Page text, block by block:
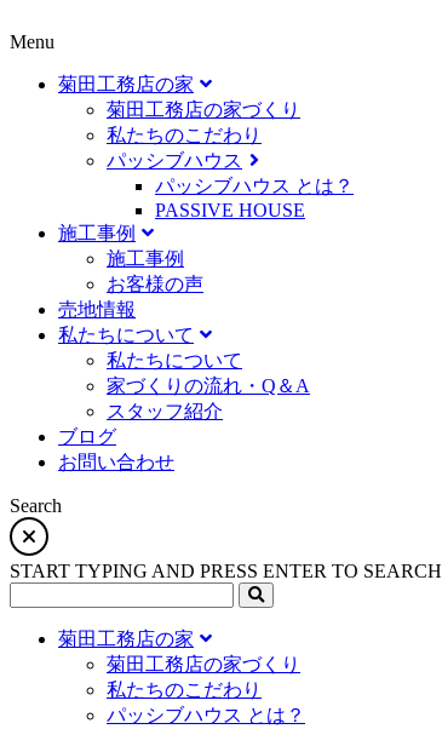
Menu
菊田工務店の家
菊田工務店の家づくり​
私たちのこだわり
パッシブハウス
パッシブハウス とは？
PASSIVE HOUSE
施工事例
施⼯事例
お客様の声
売地情報
私たちについて
私たちについて
家づくりの流れ・Q＆A
スタッフ紹介
ブログ
お問い合わせ
Search
START TYPING AND PRESS ENTER TO SEARCH
菊田工務店の家
菊田工務店の家づくり​
私たちのこだわり
パッシブハウス とは？